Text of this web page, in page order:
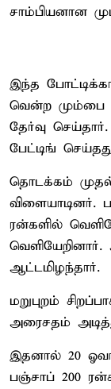
சாம்பியனான
இந்த
வென்ற மும்பை
தேர்வு
பேட்டிங்
தொடக்கம்
விளையாடினர்.
ரன்களில்
ஆட்டமிழந்தார்.
மறுபுறம்
அரைசதம்
இதனால் 20
பஞ்சாப் 200